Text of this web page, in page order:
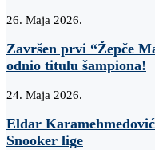
26. Maja 2026.
Završen prvi “Žepče
odnio titulu šampiona!
24. Maja 2026.
Eldar
Snooker lige